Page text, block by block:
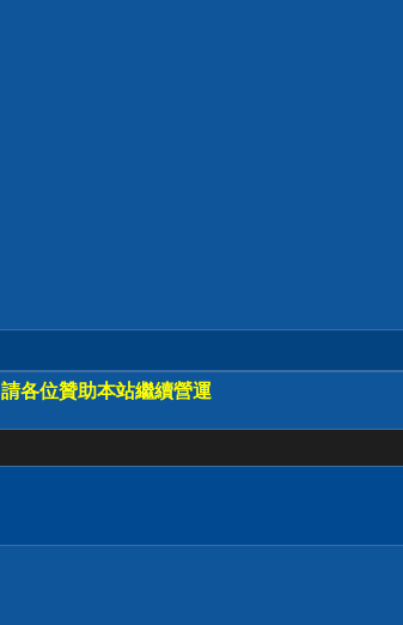
請各位贊助本站繼續營運